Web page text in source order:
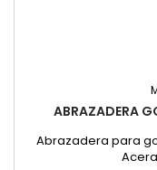
ABRAZADERA
Abrazadera para